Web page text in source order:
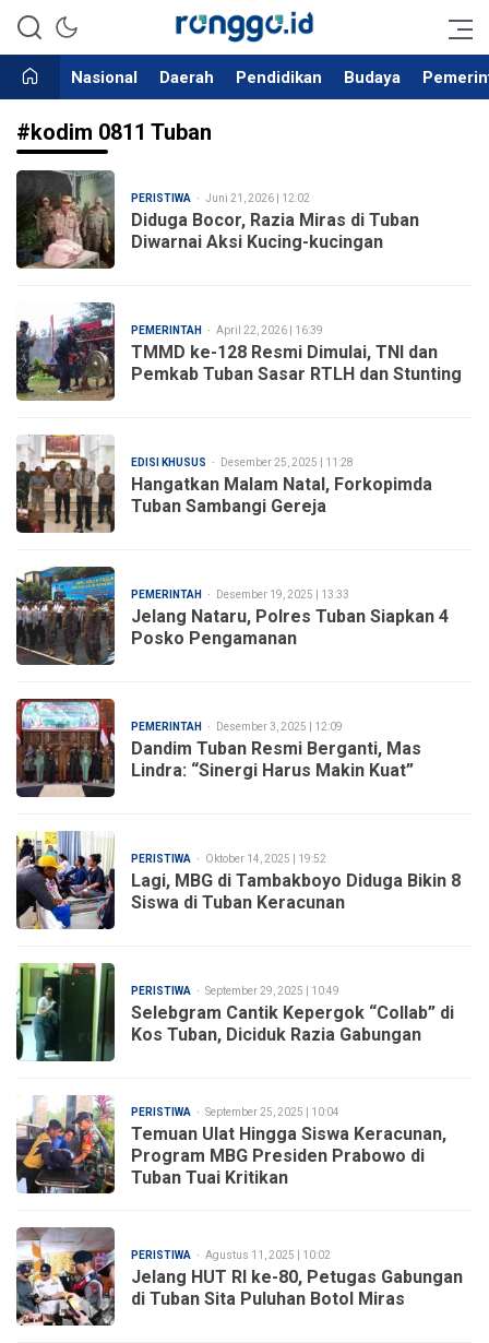
Ronggo.id
Bergerak Dalam Kebaikan
Nasional
Daerah Pendidikan Budaya
#kodim 0811 Tuban
PERISTIWA Juni 21, 2026 | 12:02
Diduga Bocor, Razia Miras di Tuban
Diwarnai Aksi Kucing-kucingan
PEMERINTAH April 22, 2026 | 16:39
TMMD ke-128 Resmi Dimulai, TNI dan
Pemkab Tuban Sasar RTLH dan Stunting
EDISI KHUSUS Desember 25, 2025 | 11:28
Hangatkan Malam Natal, Forkopimda
Tuban Sambangi Gereja
PEMERINTAH Desember 19, 2025 | 13:33
Jelang Nataru, Polres Tuban Siapkan 4
Posko Pengamanan
PEMERINTAH Desember 3, 2025 | 12:09
Dandim Tuban Resmi Berganti, Mas
Lindra: “Sinergi Harus Makin Kuat”
PERISTIWA Oktober 14, 2025 | 19:52
Lagi, MBG di Tambakboyo Diduga Bikin 8
Siswa di Tuban Keracunan
PERISTIWA September 29, 2025 | 10:49
Selebgram Cantik Kepergok “Collab” di
Kos Tuban, Diciduk Razia Gabungan
PERISTIWA September 25, 2025 | 10:04
Temuan Ulat Hingga Siswa Keracunan,
Program MBG Presiden Prabowo di
Tuban Tuai Kritikan
PERISTIWA Agustus 11, 2025 | 10:02
Jelang HUT RI ke-80, Petugas Gabungan
di Tuban Sita Puluhan Botol Miras